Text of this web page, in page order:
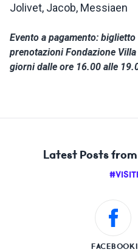
Jolivet, Jacob, Messiaen
Evento a pagamento:
prenotazioni Fondazione
giorni dalle ore 16.00 alle
Latest Posts
FACEBOOK